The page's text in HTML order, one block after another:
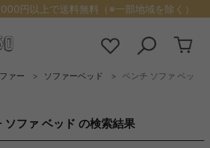
円以上で送料無料（※一部地域を除く）
ァー ソファーベッド
ベンチ ソファ ベッ
ソファ ベッド の検索結果